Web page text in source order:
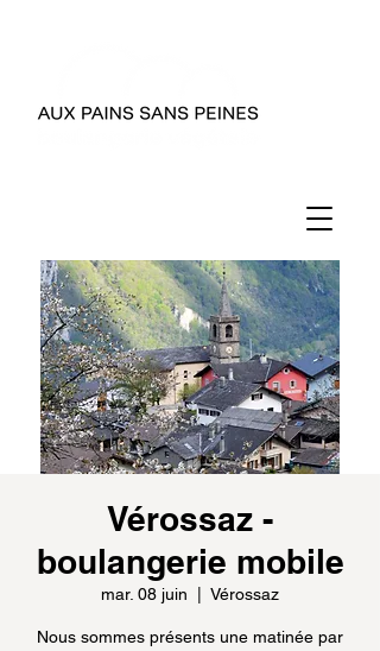
Vérossaz -
boulangerie mobile
mar. 08 juin Vérossaz
Nous sommes présents une matinée par